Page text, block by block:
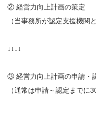
② 経営力向上計画の策定
（当事務所が認定支援機関
↓↓↓↓
③ 経営力向上計画の申請・
（通常は申請～認定までに